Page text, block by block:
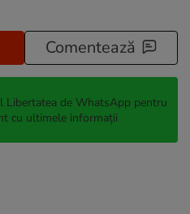
Comentează
Libertatea de WhatsApp pentru
cu ultimele informații